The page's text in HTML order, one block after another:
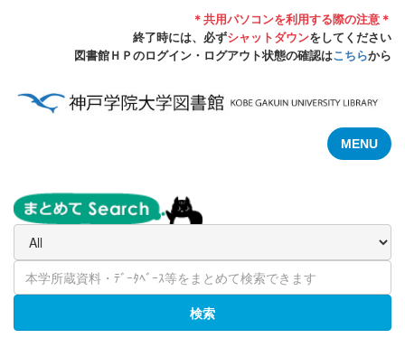
＊共用パソコンを利用する際の注意＊
終了時には、必ずシャットダウンをしてください
図書館ＨＰのログイン・ログアウト状態の確認はこちらから
MENU
検索